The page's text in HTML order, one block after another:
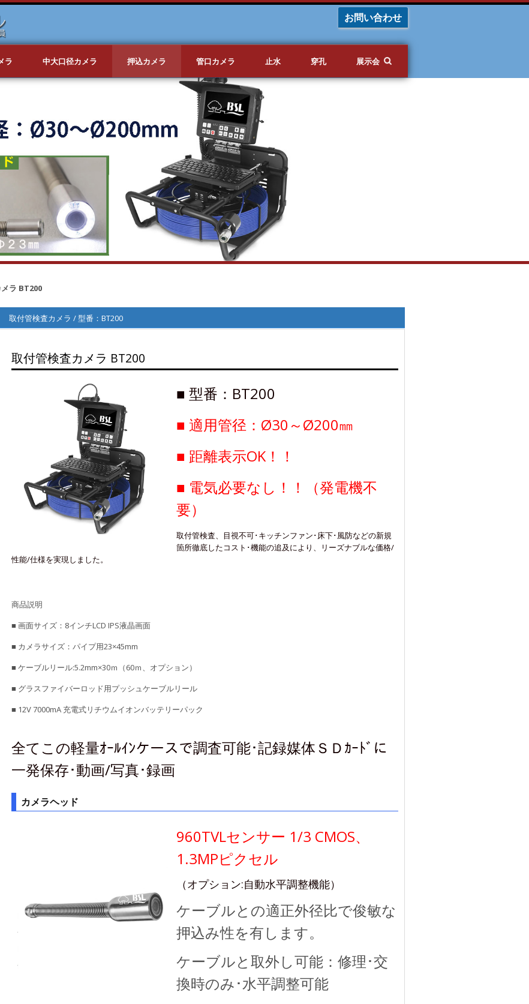
お問い合わせ
ラ 中大口径カメラ 押込カメラ 管口カメラ 止水 穿孔 展示会
ラ BT200
取付管検査カメラ / 型番：BT200
取付管検査カメラ BT200
■ 型番：BT200
■ 適用管径：Ø30～Ø200㎜
■ 距離表示OK！！
■ 電気必要なし！！（発電機不
要）
取付管検査、目視不可･キッチンファン･床下･風防などの新規
箇所徹底したコスト･機能の追及により、リーズナブルな価格/
性能/仕様を実現しました。
商品説明
■ 画面サイズ：8インチLCD IPS液晶画面
■ カメラサイズ：パイプ用23×45mm
■ ケーブルリール:5.2mm×30ｍ（60ｍ、オプション）
■ グラスファイバーロッド用プッシュケーブルリール
■ 12V 7000mA 充電式リチウムイオンバッテリーパック
全てこの軽量ｵｰﾙｲﾝケースで調査可能･記録媒体ＳＤｶｰﾄﾞに
一発保存･動画/写真･録画
カメラヘッド
960TVLセンサー 1/3 CMOS、
1.3MPピクセル
（オプション:自動水平調整機能）
ケーブルとの適正外径比で俊敏な
押込み性を有します。
ケーブルと取外し可能：修理･交
換時のみ･水平調整可能